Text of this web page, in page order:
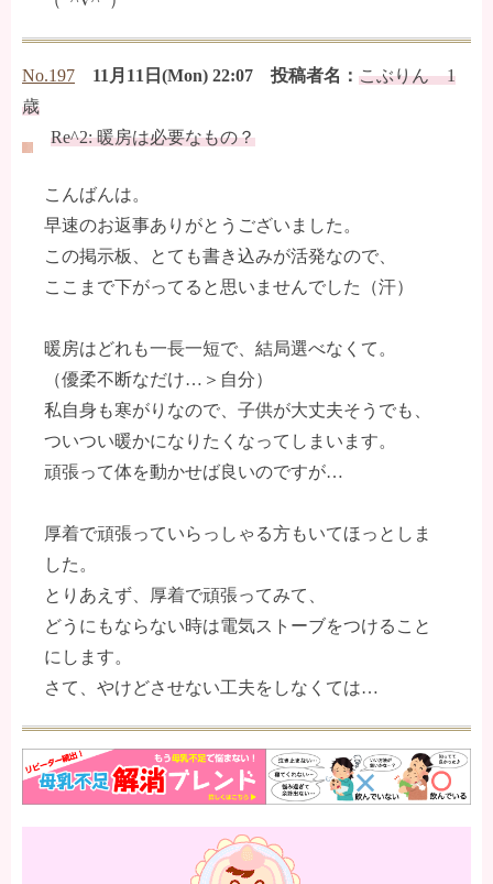
No.197 11月11日(Mon) 22:07 投稿者名： こぶりん 1
歳
Re^2: 暖房は必要なもの？
こんばんは。
早速のお返事ありがとうございました。
この掲示板、とても書き込みが活発なので、
ここまで下がってると思いませんでした（汗）
暖房はどれも一長一短で、結局選べなくて。
（優柔不断なだけ…＞自分）
私自身も寒がりなので、子供が大丈夫そうでも、
ついつい暖かになりたくなってしまいます。
頑張って体を動かせば良いのですが…
厚着で頑張っていらっしゃる方もいてほっとしま
した。
とりあえず、厚着で頑張ってみて、
どうにもならない時は電気ストーブをつけること
にします。
さて、やけどさせない工夫をしなくては…